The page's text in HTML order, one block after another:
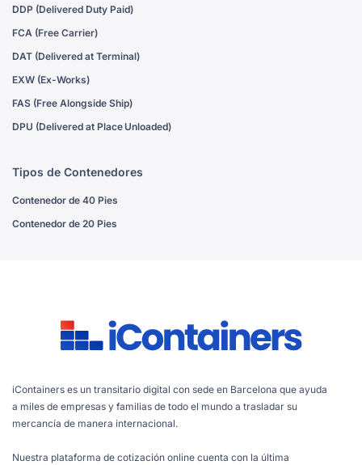
DDP (Delivered Duty Paid)
FCA (Free Carrier)
DAT (Delivered at Terminal)
EXW (Ex-Works)
FAS (Free Alongside Ship)
DPU (Delivered at Place Unloaded)
Tipos de Contenedores
Contenedor de 40 Pies
Contenedor de 20 Pies
iContainers es un transitario digital con sede en Barcelona que ayuda
a miles de empresas y familias de todo el mundo a trasladar su
mercancía de manera internacional.
Nuestra plataforma de cotización online cuenta con la última